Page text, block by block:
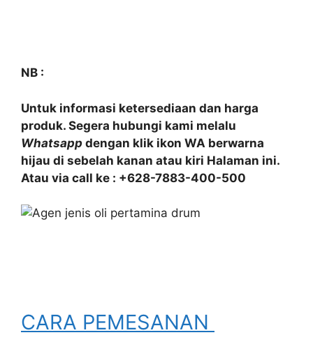
NB :
Untuk informasi ketersediaan dan harga
produk. Segera hubungi kami melalu
Whatsapp dengan klik ikon WA berwarna
hijau di sebelah kanan atau kiri Halaman ini.
Atau via call ke : +628-7883-400-500
CARA PEMESANAN